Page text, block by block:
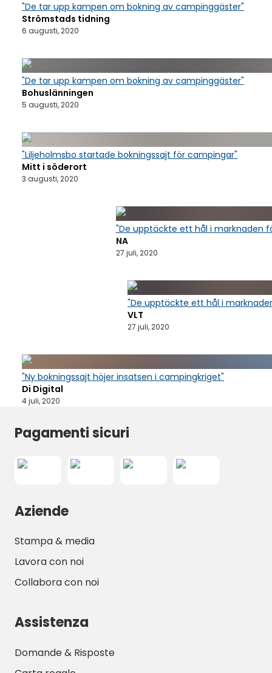
"De tar upp kampen om bokning av campinggäster"
Strömstads tidning
6 augusti, 2020
"De tar upp kampen om bokning av campinggäster"
Bohuslänningen
5 augusti, 2020
"Liljeholmsbo startade bokningssajt för campingar"
Mitt i söderort
3 augusti, 2020
"De upptäckte ett hål i marknaden
NA
27 juli, 2020
"De upptäckte ett hål i
VLT
27 juli, 2020
"Ny bokningssajt höjer insatsen i campingkriget"
Di Digital
4 juli, 2020
Pagamenti sicuri
Aziende
Stampa & media
Lavora con noi
Collabora con noi
Assistenza
Domande & Risposte